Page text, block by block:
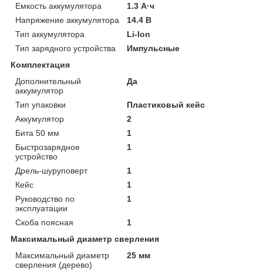
Емкость аккумулятора
1.3 А·ч
Напряжение аккумулятора
14.4 В
Тип аккумулятора
Li-Ion
Тип зарядного устройства
Импульсные
Комплектация
Дополнительный
аккумулятор
Да
Тип упаковки
Пластиковый кейс
Аккумулятор
2
Бита 50 мм
1
Быстрозарядное
устройство
1
Дрель-шуруповерт
1
Кейс
1
Руководство по
эксплуатации
1
Скоба поясная
1
Максимальный диаметр сверления
Максимальный диаметр
сверления (дерево)
25 мм